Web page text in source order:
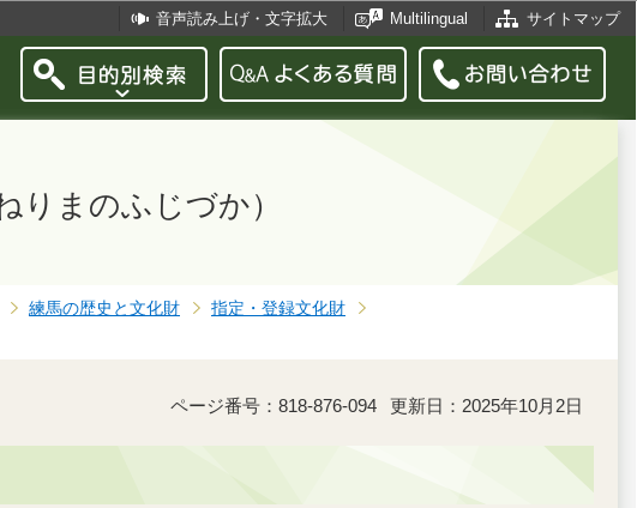
音声読み上げ・文字拡大 Multilingual サイトマップ
りまのふじづか）
練馬の歴史と文化財
指定・登録文化財
ページ番号：818-876-094 更新日：2025年10月2日